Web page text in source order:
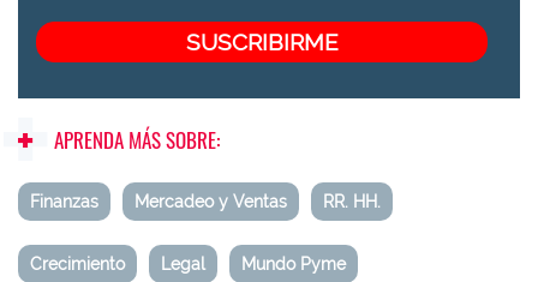
APRENDA MÁS SOBRE:
Finanzas Mercadeo y Ventas RR. HH.
Crecimiento Legal Mundo Pyme